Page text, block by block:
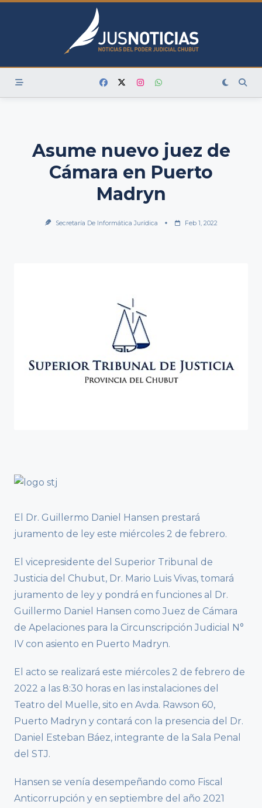
Skip
Asume nuevo juez de
Cámara en Puerto
Madryn
Secretaría De Informática Jurídica Feb 1, 2022
El Dr. Guillermo Daniel Hansen prestará
juramento de ley este miércoles 2 de febrero.
El vicepresidente del Superior Tribunal de
Justicia del Chubut, Dr. Mario Luis Vivas, tomará
juramento de ley y pondrá en funciones al Dr.
Guillermo Daniel Hansen como Juez de Cámara
de Apelaciones para la Circunscripción Judicial N°
IV con asiento en Puerto Madryn.
El acto se realizará este miércoles 2 de febrero de
2022 a las 8:30 horas en las instalaciones del
Teatro del Muelle, sito en Avda. Rawson 60,
Puerto Madryn y contará con la presencia del Dr.
Daniel Esteban Báez, integrante de la Sala Penal
del STJ.
Hansen se venía desempeñando como Fiscal
Anticorrupción y en septiembre del año 2021